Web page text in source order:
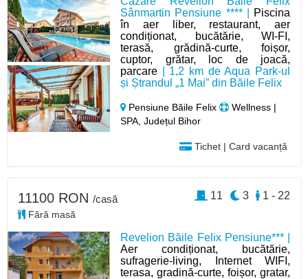
Sânmartin Pensiune **** |
Piscina
în aer liber, restaurant, aer
condiționat, bucătărie, WI-FI,
terasă, grădină-curte, foișor,
cuptor, grătar, loc de joacă,
parcare | 1,2 km de Aqua Park-ul
și Ștrandul „1 Mai” din Băile Felix
Pensiune Băile Felix
Wellness |
SPA, Județul Bihor
Tichet | Card vacanță
Revelion Băile Felix Pensiune*** |
Aer condiționat, bucătărie,
sufragerie-living, Internet WIFI,
terasa, gradină-curte, foișor, gratar,
11100 RON /casă
Fără masă
1 - 22
3
11